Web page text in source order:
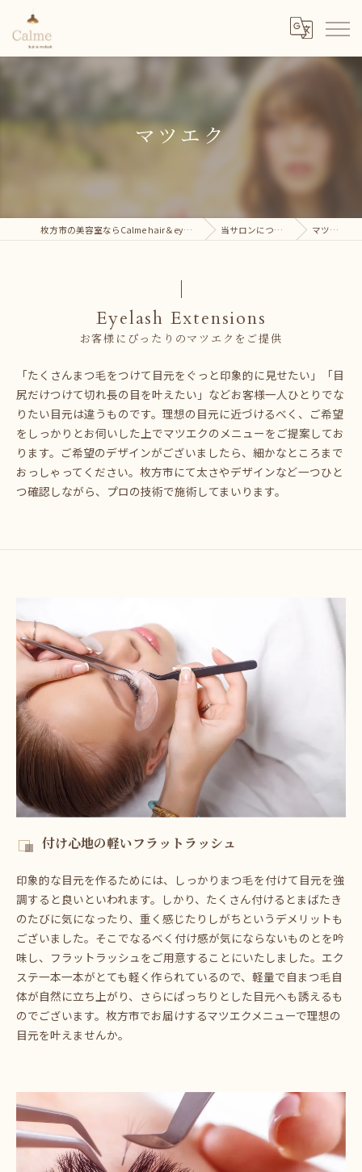
マツエク
枚方市の美容室ならCalme hair＆eyelash 当サロンについて マツエク
お客様にぴったりのマツエクをご提供
Eyelash Extensions
「たくさんまつ毛をつけて目元をぐっと印象的に見せたい」「目
尻だけつけて切れ長の目を叶えたい」などお客様一人ひとりでな
りたい目元は違うものです。理想の目元に近づけるべく、ご希望
をしっかりとお伺いした上でマツエクのメニューをご提案してお
ります。ご希望のデザインがございましたら、細かなところまで
おっしゃってください。枚方市にて太さやデザインなど一つひと
つ確認しながら、プロの技術で施術してまいります。
付け心地の軽いフラットラッシュ
印象的な目元を作るためには、しっかりまつ毛を付けて目元を強
調すると良いといわれます。しかり、たくさん付けるとまばたき
のたびに気になったり、重く感じたりしがちというデメリットも
ございました。そこでなるべく付け感が気にならないものとを吟
味し、フラットラッシュをご用意することにいたしました。エク
ステ一本一本がとても軽く作られているので、軽量で自まつ毛自
体が自然に立ち上がり、さらにぱっちりとした目元へも誘えるも
のでございます。枚方市でお届けするマツエクメニューで理想の
目元を叶えませんか。